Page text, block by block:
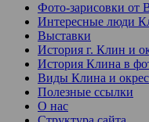
Фото-зарисовки от
Интересные люди
Выставки
История г. Клин и
История Клина в
Виды Клина и
Полезные ссылки
О нас